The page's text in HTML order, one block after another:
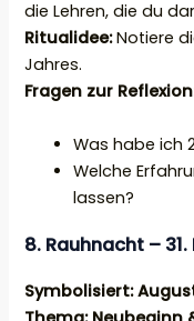
die Lehren, die du
Ritualidee:Notiere
Jahres.
Fragen zur
Was habe ich
Welche
lassen?
8. Rauhnacht –
Symbolisiert: